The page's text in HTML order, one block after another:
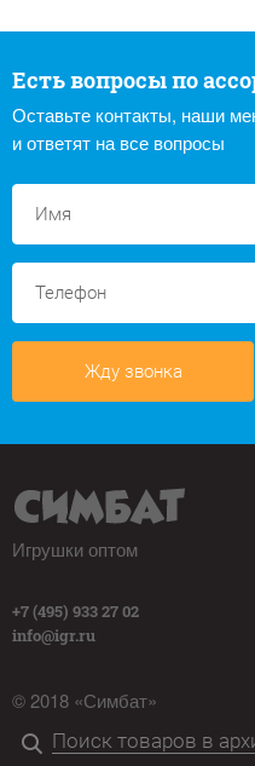
Есть вопросы по
Оставьте контакты, наши
и ответят на все вопросы
Жду звонка
Игрушки оптом
+7 (495) 933 27 02
info@igr.ru
© 2018 «Симбат»